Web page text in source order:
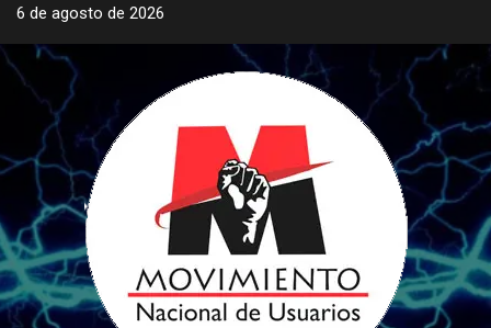
Saltar
contenido
6 de agosto de 2026